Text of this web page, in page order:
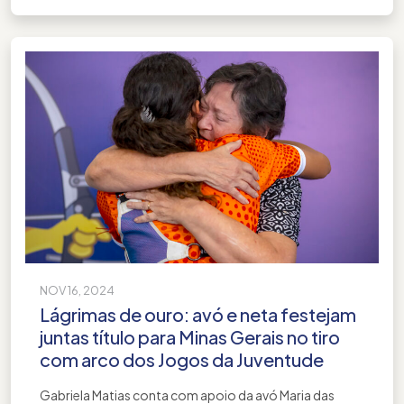
NOV 16, 2024
Lágrimas de ouro: avó e neta festejam
juntas título para Minas Gerais no tiro
com arco dos Jogos da Juventude
Gabriela Matias conta com apoio da avó Maria das